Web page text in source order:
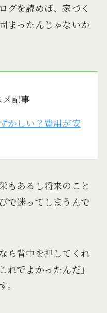
グを読めば、家づく
まったんじゃないか
記事
かしい？費用が安
もあるし将来のこと
で迷ってしまうんで
ら背中を押してくれ
れでよかったんだ」